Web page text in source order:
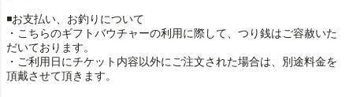
◾️お支払い、お釣りについて
・こちらのギフトバウチャーの利用に際して、つり銭はご容赦いた
だいております。
・ご利用日にチケット内容以外にご注文された場合は、別途料金を
頂戴させて頂きます。